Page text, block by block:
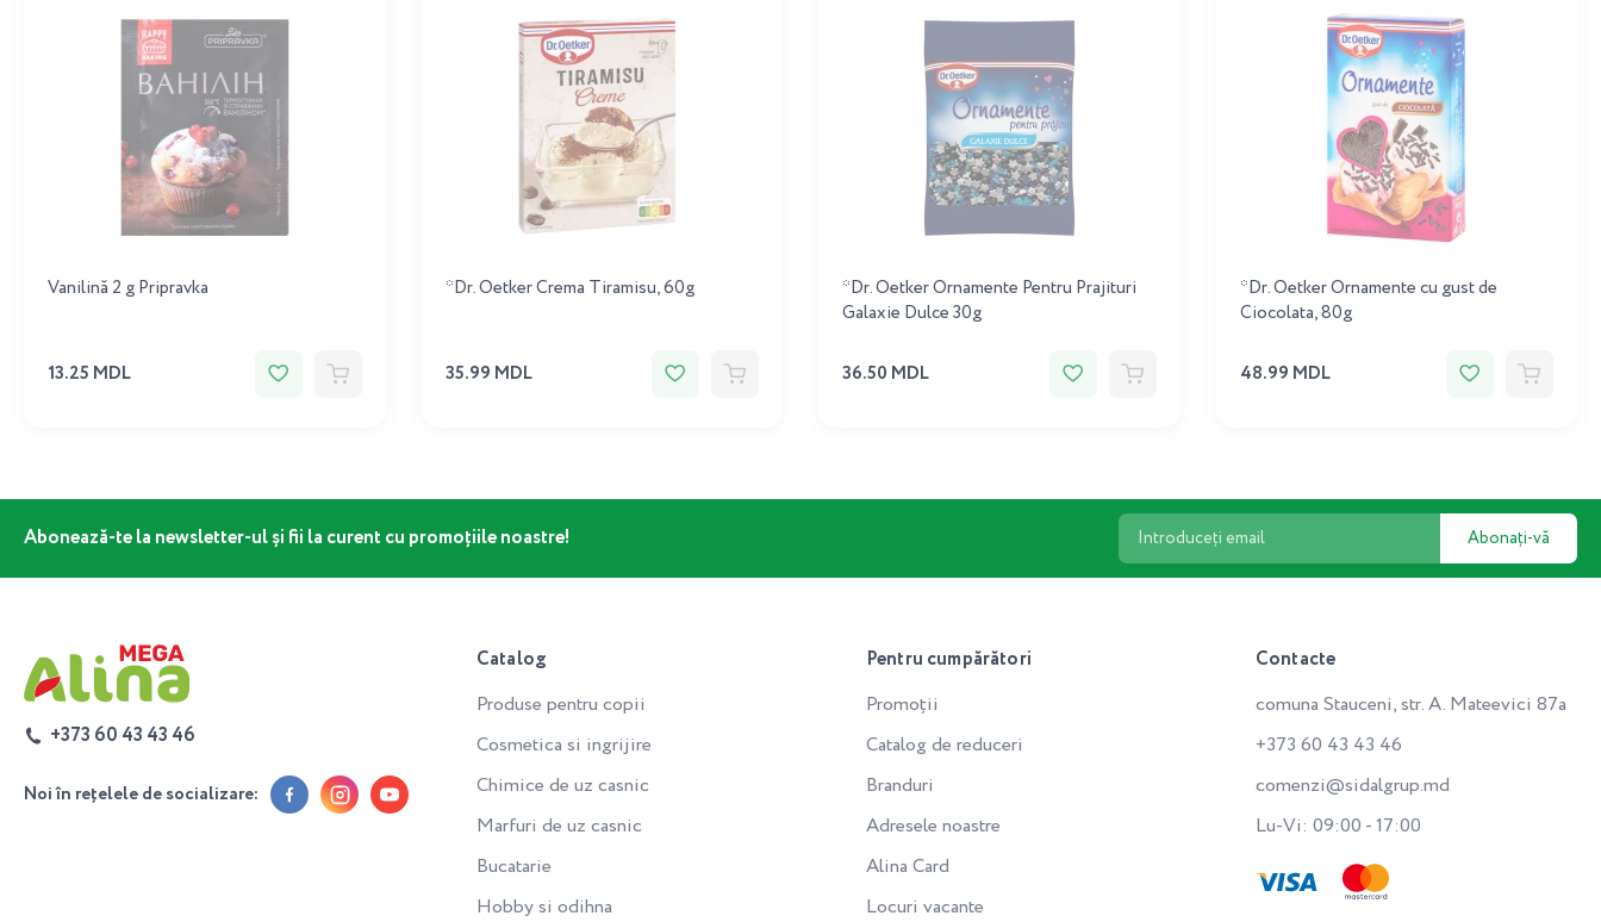
Vanilină 2 g Pripravka
13.25 MDL
*Dr. Oetker Crema Tiramisu, 60g
35.99 MDL
*Dr. Oetker Ornamente Pentru Prajituri
Galaxie Dulce 30g
36.50 MDL
*Dr. Oetker Ornamente cu gust de
Ciocolata, 80g
48.99 MDL
Abonează-te la newsletter-ul și fii la curent cu promoțiile noastre! Abonați-vă
+373 60 43 43 46
Noi în rețelele de socializare:
Catalog
Produse pentru copii
Cosmetica si ingrijire
Chimice de uz casnic
Marfuri de uz casnic
Bucatarie
Hobby si odihna
Pentru cumpărători
Promoții
Catalog de reduceri
Branduri
Adresele noastre
Alina Card
Locuri vacante
Contacte
comuna Stauceni, str. A. Mateevici 87a
+373 60 43 43 46
comenzi@sidalgrup.md
Lu-Vi: 09:00 - 17:00